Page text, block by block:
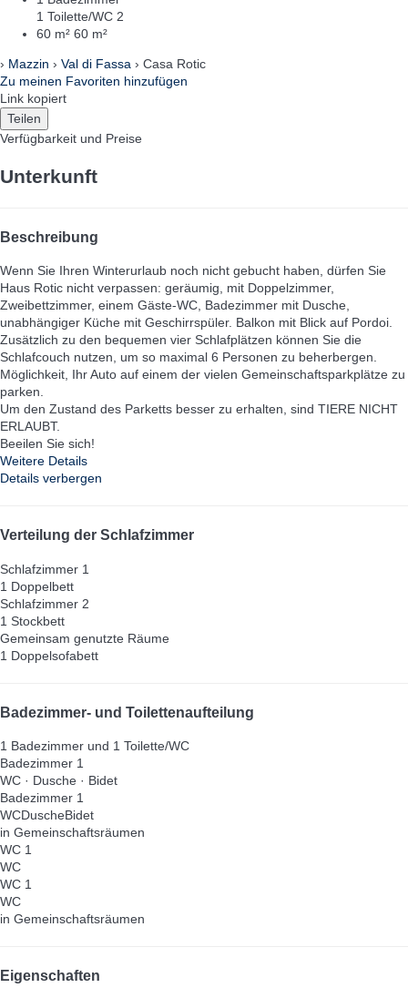
1 Toilette/WC 2
60 m² 60 m²
› Mazzin › Val di Fassa › Casa Rotic
Zu meinen Favoriten hinzufügen
Link kopiert
Teilen
Verfügbarkeit und Preise
Unterkunft
Beschreibung
Wenn Sie Ihren Winterurlaub noch nicht gebucht haben, dürfen Sie
Haus Rotic nicht verpassen: geräumig, mit Doppelzimmer,
Zweibettzimmer, einem Gäste-WC, Badezimmer mit Dusche,
unabhängiger Küche mit Geschirrspüler. Balkon mit Blick auf Pordoi.
Zusätzlich zu den bequemen vier Schlafplätzen können Sie die
Schlafcouch nutzen, um so maximal 6 Personen zu beherbergen.
Möglichkeit, Ihr Auto auf einem der vielen Gemeinschaftsparkplätze zu
parken.
Um den Zustand des Parketts besser zu erhalten, sind TIERE NICHT
ERLAUBT.
Beeilen Sie sich!
Weitere Details
Details verbergen
Verteilung der Schlafzimmer
Schlafzimmer 1
1 Doppelbett
Schlafzimmer 2
1 Stockbett
Gemeinsam genutzte Räume
1 Doppelsofabett
Badezimmer- und Toilettenaufteilung
1 Badezimmer und 1 Toilette/WC
Badezimmer 1
WC · Dusche · Bidet
Badezimmer 1
WCDuscheBidet
in Gemeinschaftsräumen
WC 1
WC
WC 1
WC
in Gemeinschaftsräumen
Eigenschaften